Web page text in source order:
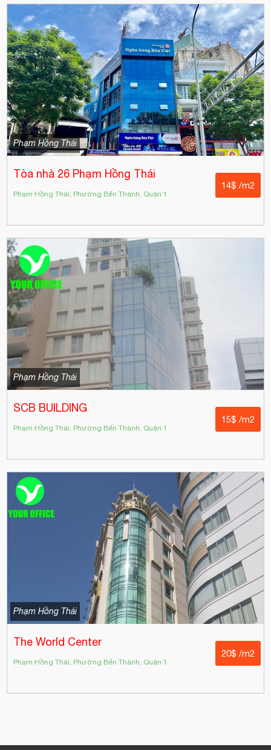
Phạm Hồng Thái
Tòa nhà 26 Phạm Hồng Thái
Phạm Hồng Thái, Phường Bến Thành, Quận 1
14$ /m2
Phạm Hồng Thái
SCB BUILDING
Phạm Hồng Thái, Phường Bến Thành, Quận 1
15$ /m2
Phạm Hồng Thái
The World Center
Phạm Hồng Thái, Phường Bến Thành, Quận 1
20$ /m2